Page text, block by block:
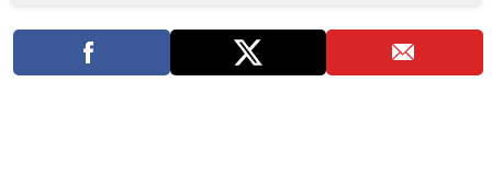
PHOTO
GUIDES D'ACHAT